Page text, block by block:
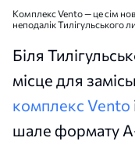
Комплекс Vento — це сім
неподалік Тилігульського
Біля
місце для
комплекс Vento
шале формату